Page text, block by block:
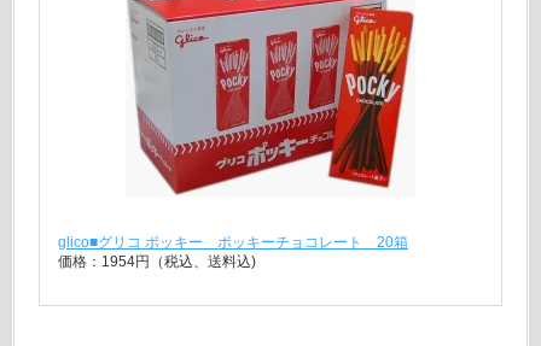
glico■グリコ ポッキー ポッキーチョコレート 20箱
価格：1954円（税込、送料込)